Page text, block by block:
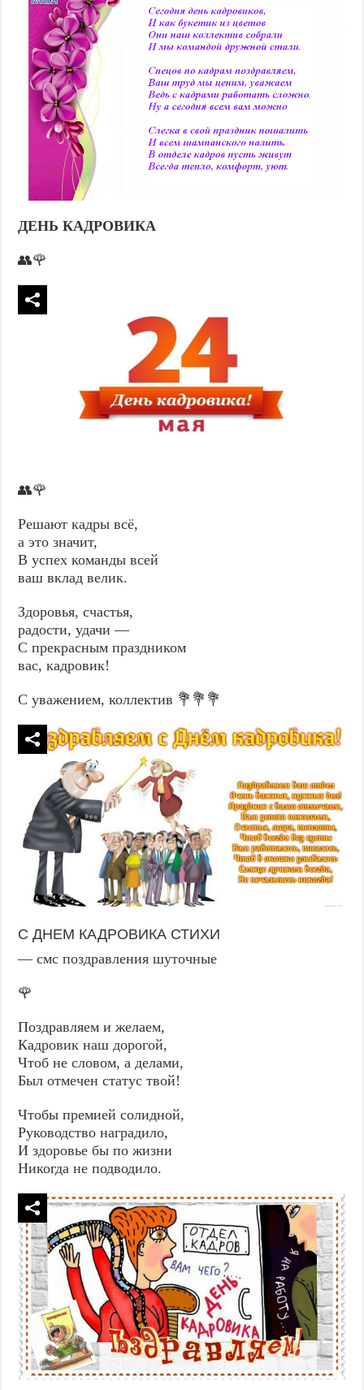
ДЕНЬ КАДРОВИКА
👥🌹
👥🌹
Решают кадры всё,
а это значит,
В успех команды всей
ваш вклад велик.
Здоровья, счастья,
радости, удачи —
С прекрасным праздником
вас, кадровик!
С уважением, коллектив 💐💐💐
С ДНЕМ КАДРОВИКА СТИХИ
— смс поздравления шуточные
🌹
Поздравляем и желаем,
Кадровик наш дорогой,
Чтоб не словом, а делами,
Был отмечен статус твой!
Чтобы премией солидной,
Руководство наградило,
И здоровье бы по жизни
Никогда не подводило.